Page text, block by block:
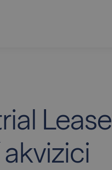
Lease